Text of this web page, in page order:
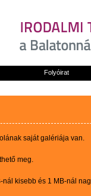
Folyóirat
saját galériája van.
meg.
nál kisebb és 1 MB-nál